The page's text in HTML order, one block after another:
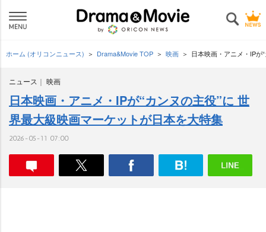
ホーム (オリコンニュース) Drama&Movie TOP 映画 日本映画・アニメ・IPが
ニュース 映画
日本映画・アニメ・IPが“カンヌの主役”に 世
界最大級映画マーケットが日本を大特集
2026-05-11 07:00